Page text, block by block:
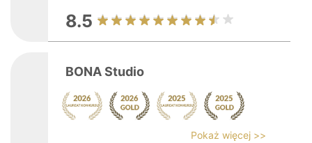
8.5
BONA Studio
Pokaż więcej >>